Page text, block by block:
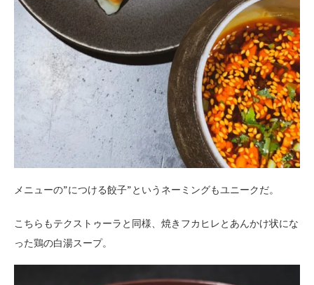
メニューの”につける餃子”というネーミングもユニークだ。
こちらもテクストゥーラと同様、焼きフカヒレとあんかけ状にな
った鶏の白湯スープ。